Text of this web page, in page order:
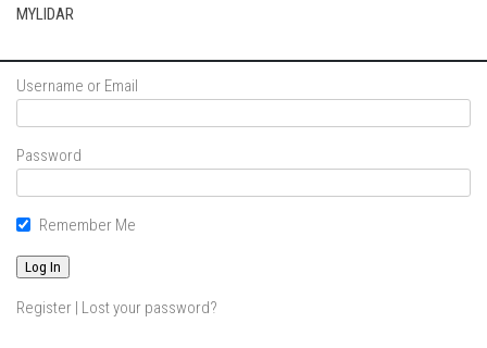
MYLIDAR
Username or Email
Password
Remember Me
Register | Lost your password?